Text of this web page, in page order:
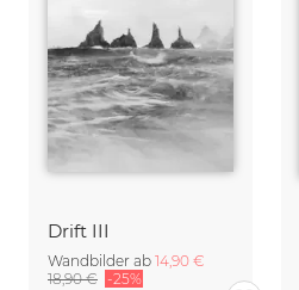
Drift III
Wandbilder ab 14,90 €
18,90 € -25%